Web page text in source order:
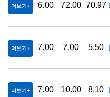
더보기 6.00 72.00 70.97
더보기 7.00 7.00 5.50
더보기 7.00 10.00 8.10